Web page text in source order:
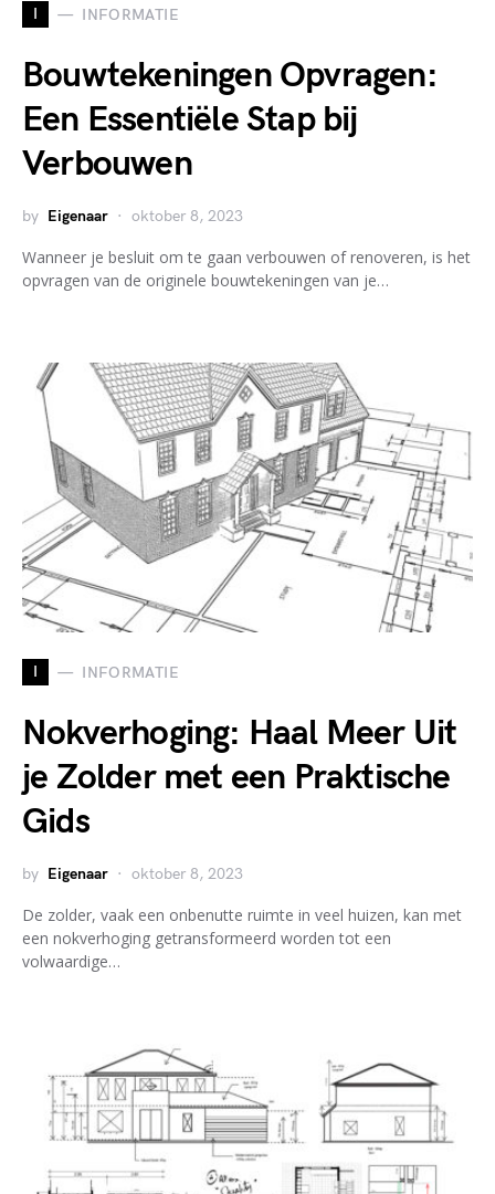
I INFORMATIE
Bouwtekeningen Opvragen:
Een Essentiële Stap bij
Verbouwen
by Eigenaar oktober 8, 2023
Wanneer je besluit om te gaan verbouwen of renoveren, is het
opvragen van de originele bouwtekeningen van je…
I INFORMATIE
Nokverhoging: Haal Meer Uit
je Zolder met een Praktische
Gids
by Eigenaar oktober 8, 2023
De zolder, vaak een onbenutte ruimte in veel huizen, kan met
een nokverhoging getransformeerd worden tot een
volwaardige…